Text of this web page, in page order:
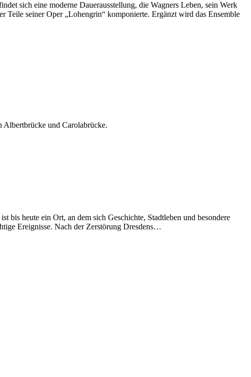
sich eine moderne Dauerausstellung, die Wagners Leben, sein Werk
Teile seiner Oper „Lohengrin“ komponierte. Ergänzt wird das Ensemble
Albertbrücke und Carolabrücke.
bis heute ein Ort, an dem sich Geschichte, Stadtleben und besondere
Ereignisse. Nach der Zerstörung Dresdens…